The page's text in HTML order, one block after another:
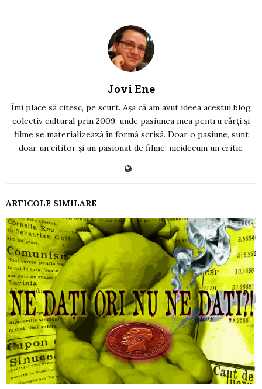
Jovi Ene
Îmi place să citesc, pe scurt. Așa că am avut ideea acestui blog
colectiv cultural prin 2009, unde pasiunea mea pentru cărți și
filme se materializează în formă scrisă. Doar o pasiune, sunt
doar un cititor și un pasionat de filme, nicidecum un critic.
ARTICOLE SIMILARE